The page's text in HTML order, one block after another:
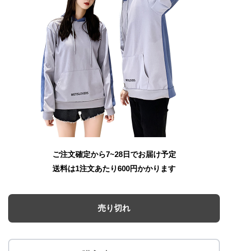
ご注文確定から7~28日でお届け予定
送料は1注文あたり600円かかります
売り切れ